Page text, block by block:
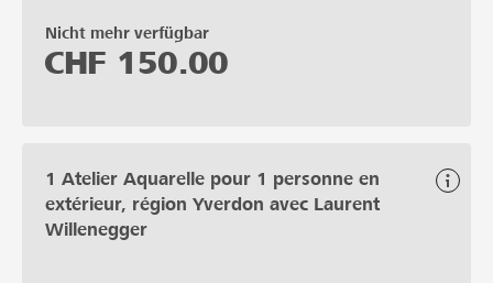
Nicht mehr verfügbar
CHF 150.00
1 Atelier Aquarelle pour 1 personne en
extérieur, région Yverdon avec Laurent
Willenegger